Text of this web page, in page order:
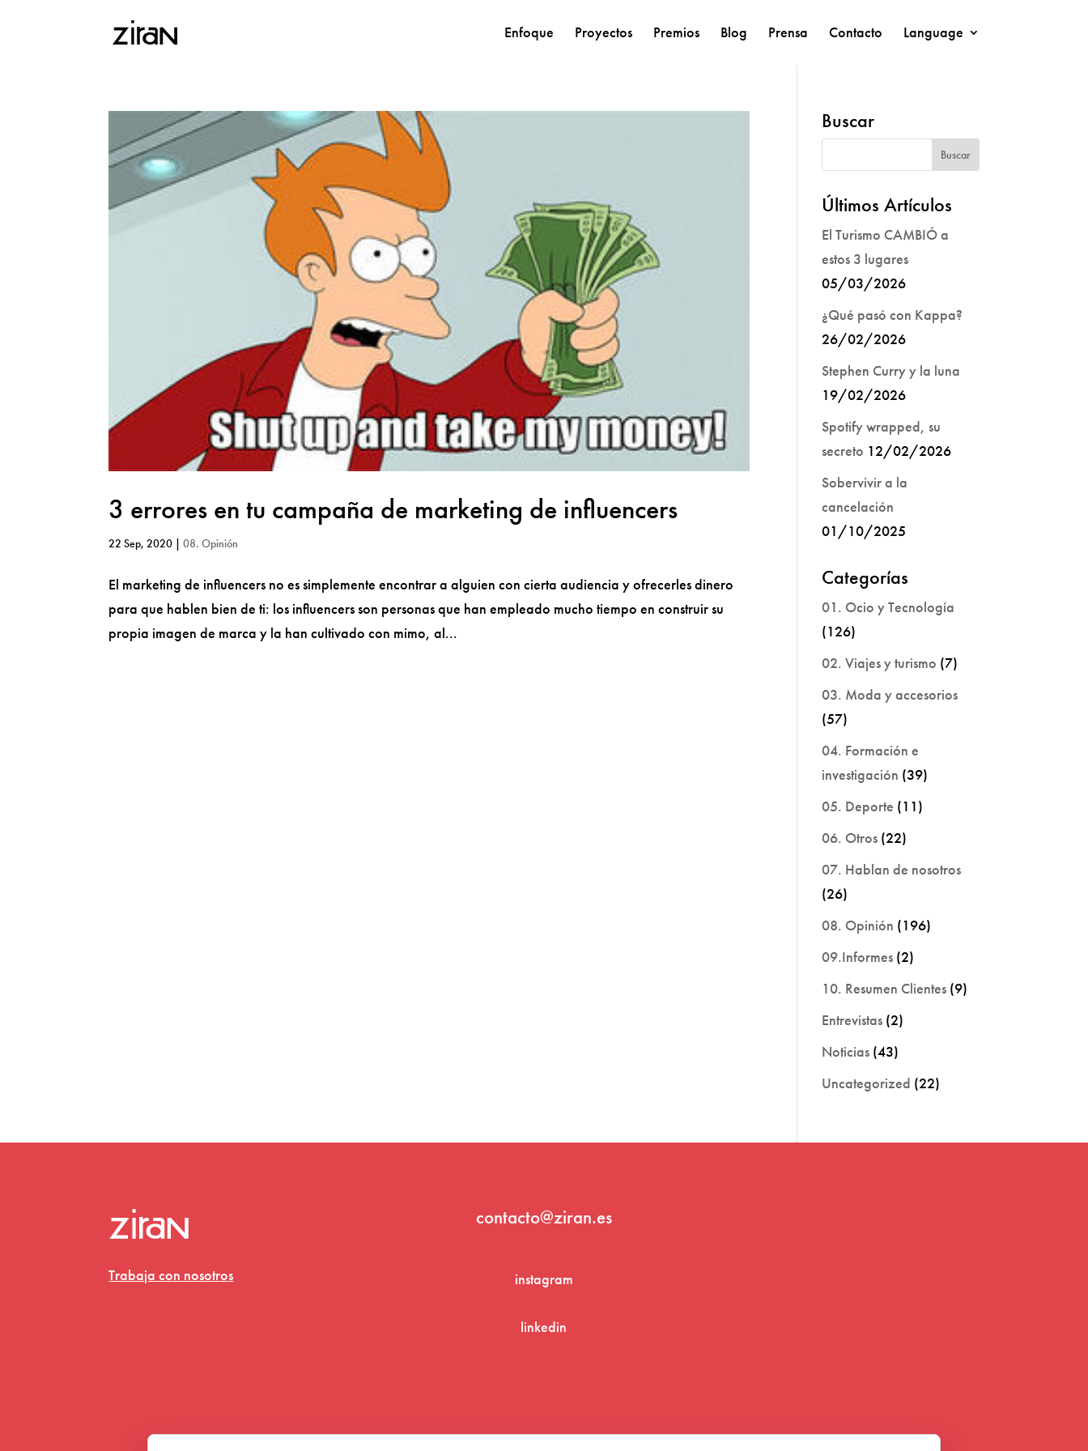
Enfoque Proyectos Premios Blog Prensa Contacto Language
3 errores en tu campaña de marketing de influencers
22 Sep, 2020 |08. Opinión
El marketing de influencers no es simplemente encontrar a alguien con cierta audiencia y ofrecerles dinero
para que hablen bien de ti: los influencers son personas que han empleado mucho tiempo en construir su
propia imagen de marca y la han cultivado con mimo, al...
Buscar
Últimos Artículos
El Turismo CAMBIÓ a
estos 3 lugares
05/03/2026
¿Qué pasó con Kappa?
26/02/2026
Stephen Curry y la luna
19/02/2026
Spotify wrapped, su
secreto 12/02/2026
Sobervivir a la
cancelación
01/10/2025
Categorías
01. Ocio y Tecnología
(126)
02. Viajes y turismo (7)
03. Moda y accesorios
(57)
04. Formación e
investigación (39)
05. Deporte (11)
06. Otros (22)
07. Hablan de nosotros
(26)
08. Opinión (196)
09.Informes (2)
10. Resumen Clientes (9)
Entrevistas (2)
Noticias (43)
Uncategorized (22)
Trabaja con nosotros
contacto@ziran.es
instagram
linkedin